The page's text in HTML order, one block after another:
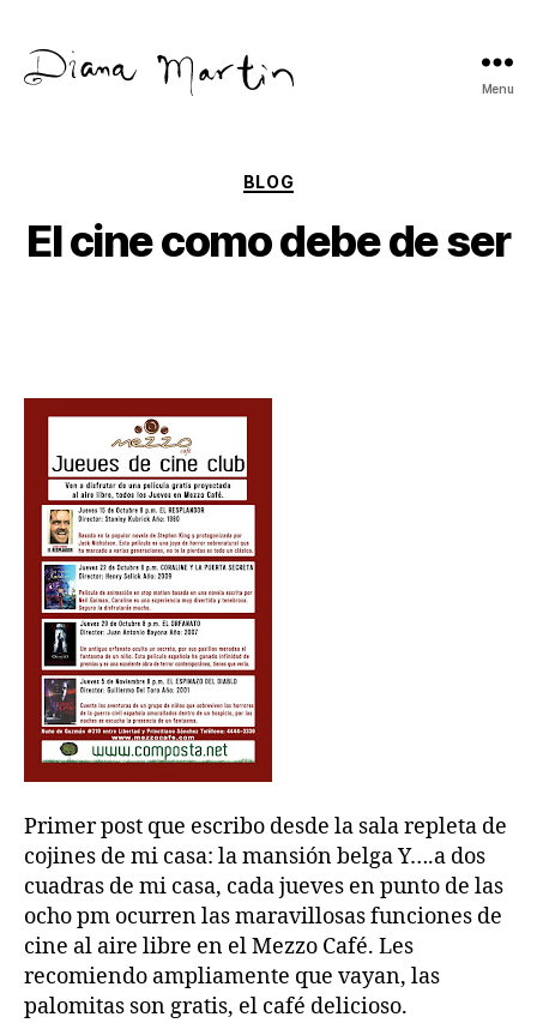
Menu
Categories
BLOG
El cine como debe de ser
Primer post que escribo desde la sala repleta de
cojines de mi casa: la mansión belga Y….a dos
cuadras de mi casa, cada jueves en punto de las
ocho pm ocurren las maravillosas funciones de
cine al aire libre en el Mezzo Café. Les
recomiendo ampliamente que vayan, las
palomitas son gratis, el café delicioso.